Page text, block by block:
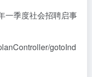
一季度社会招聘启事
gotoInd